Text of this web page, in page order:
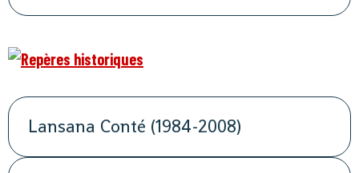
Lansana Conté (1984-2008)